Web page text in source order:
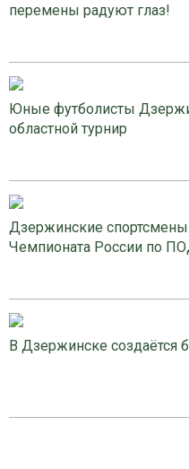
перемены радуют глаз!
Юные футболисты
областной турнир
Дзержинские спортсмены
Чемпионата России по
В Дзержинске создаётся